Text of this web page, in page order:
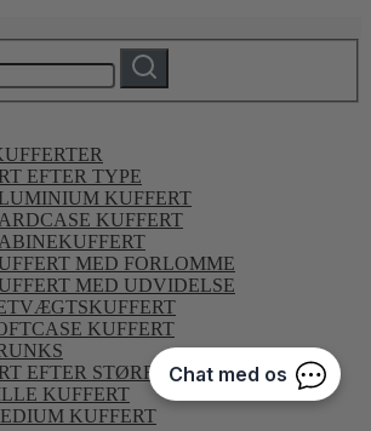
Søg
EFTER TYPE
KUFFERT
KUFFERT
MED FORLOMME
MED UDVIDELSE
KUFFERT
EFTER STØRRELSE
KUFFERT
KUFFERT